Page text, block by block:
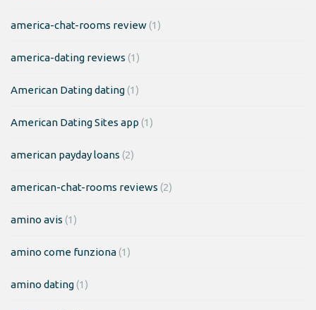
america-chat-rooms review(1)
america-dating reviews (1)
American Dating dating(1)
American Dating Sites app (1)
american payday loans (2)
american-chat-rooms reviews (2)
amino avis (1)
amino come funziona(1)
amino dating(1)